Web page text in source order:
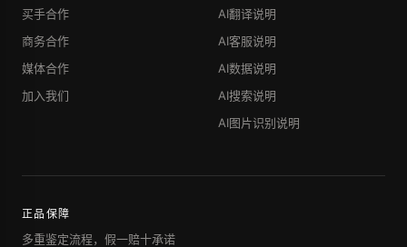
买手合作
商务合作
媒体合作
加入我们
AI翻译说明
AI客服说明
AI数据说明
AI搜索说明
AI图片识别说明
正品保障
多重鉴定流程，假一赔十承诺